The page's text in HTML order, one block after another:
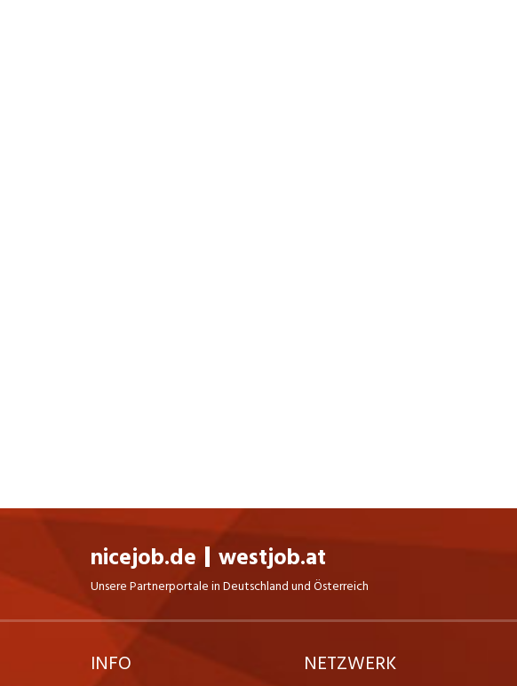
nicejob.de westjob.at
Unsere Partnerportale in Deutschland und Österreich
INFO NETZWERK